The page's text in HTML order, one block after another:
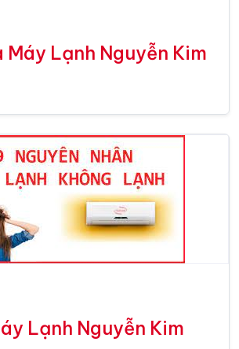
Máy Lạnh Nguyễn Kim
Lạnh Nguyễn Kim